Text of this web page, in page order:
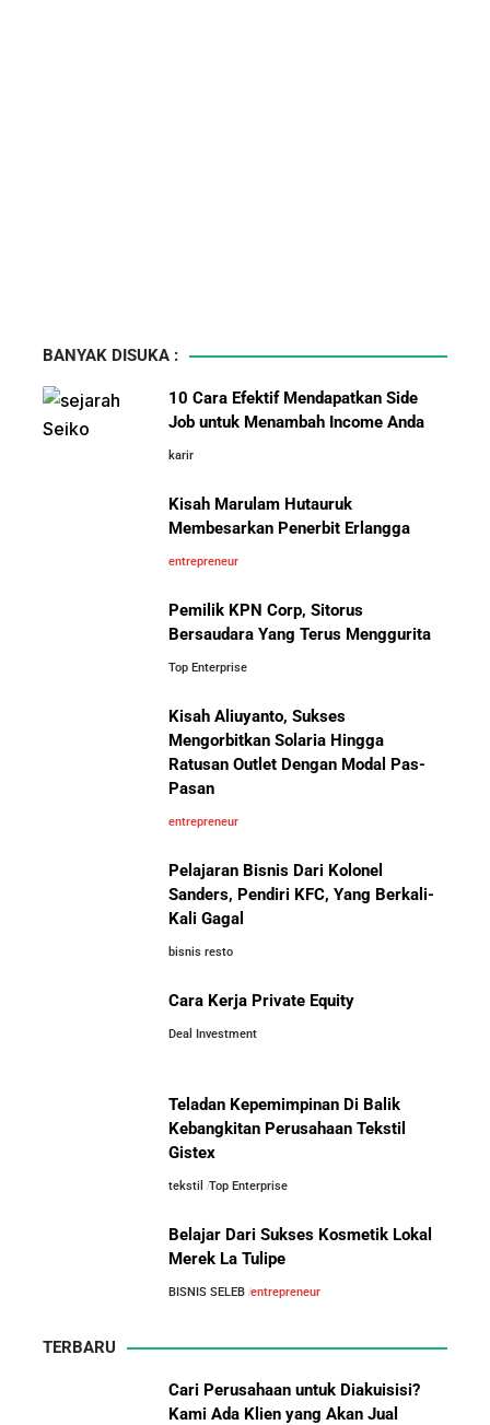
BANYAK DISUKA :
10 Cara Efektif Mendapatkan Side
Job untuk Menambah Income Anda
karir
Kisah Marulam Hutauruk
Membesarkan Penerbit Erlangga
entrepreneur
Pemilik KPN Corp, Sitorus
Bersaudara Yang Terus Menggurita
Top Enterprise
Kisah Aliuyanto, Sukses
Mengorbitkan Solaria Hingga
Ratusan Outlet Dengan Modal Pas-
Pasan
entrepreneur
Pelajaran Bisnis Dari Kolonel
Sanders, Pendiri KFC, Yang Berkali-
Kali Gagal
bisnis resto
Cara Kerja Private Equity
Deal Investment
Teladan Kepemimpinan Di Balik
Kebangkitan Perusahaan Tekstil
Gistex
tekstil Top Enterprise
Belajar Dari Sukses Kosmetik Lokal
Merek La Tulipe
BISNIS SELEB entrepreneur
TERBARU
Cari Perusahaan untuk Diakuisisi?
Kami Ada Klien yang Akan Jual